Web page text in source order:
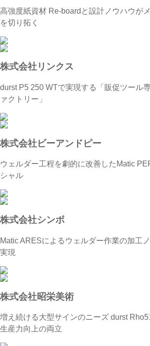
高強度紙資材 Re-boardと設計ノウハウが
を切り拓く
株式会社リンクス
durst P5 250 WTで実現する「販促ツール
ァクトリー」
株式会社ビーアンドピー
ウェルダー工程を劇的に改善したMatic
シャル
株式会社シンボ
Matic ARESによるウェルダー作業の加工
実現
株式会社昭栄美術
増え続ける大型サインのニーズ durst
生産力向上の両立